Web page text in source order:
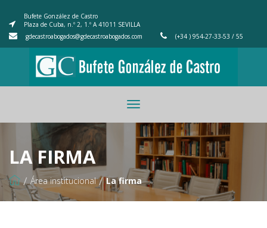
Bufete González de Castro
Plaza de Cuba, n.º 2, 1.º A 41011 SEVILLA
gdecastroabogados@gdecastroabogados.com
(+34 ) 954-27-33-53 / 55
Toggle
LA FIRMA
/ Área institucional / La firma